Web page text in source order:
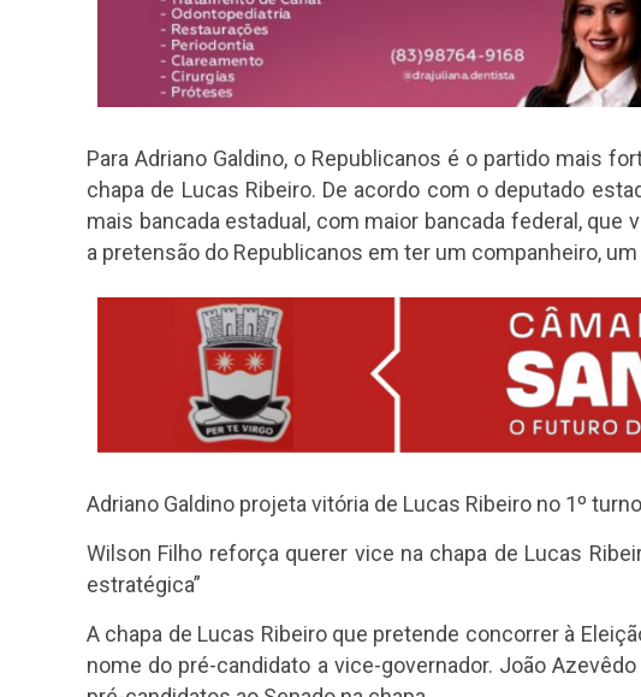
Para Adriano Galdino, o Republicanos é o partido mais
chapa de Lucas Ribeiro. De acordo com o deputado
mais bancada estadual, com maior bancada federal, que
a pretensão do Republicanos em ter um companheiro,
Adriano Galdino projeta vitória de Lucas Ribeiro no 1º
Wilson Filho reforça querer vice na chapa de Lucas
estratégica”
A chapa de Lucas Ribeiro que pretende concorrer à
nome do pré-candidato a vice-governador. João